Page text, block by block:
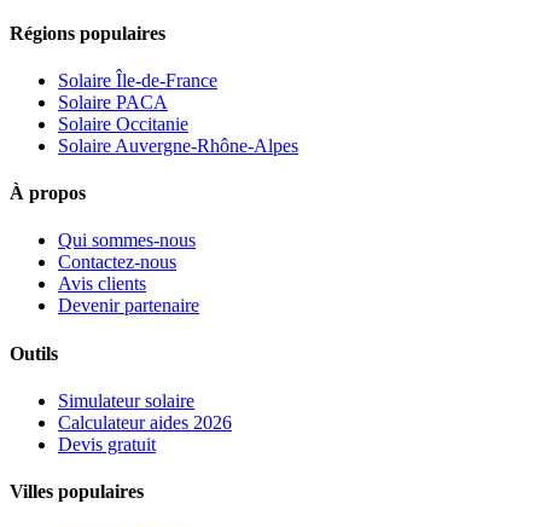
Régions populaires
Solaire Île-de-France
Solaire PACA
Solaire Occitanie
Solaire Auvergne-Rhône-Alpes
À propos
Qui sommes-nous
Contactez-nous
Avis clients
Devenir partenaire
Outils
Simulateur solaire
Calculateur aides 2026
Devis gratuit
Villes populaires